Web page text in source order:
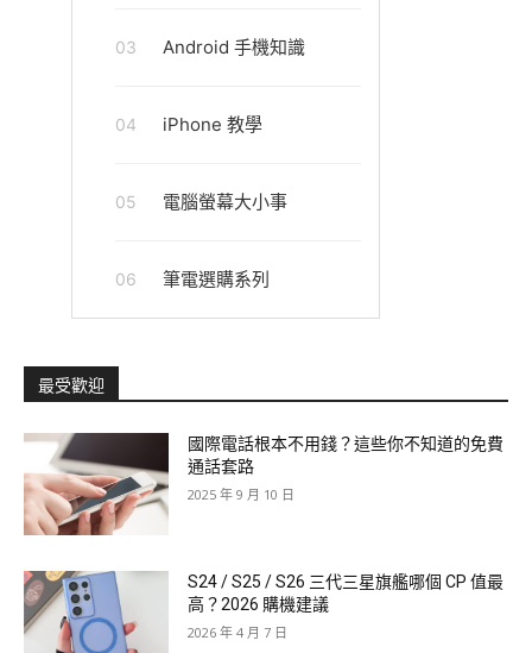
03 Android 手機知識
04 iPhone 教學
05 電腦螢幕大小事
06 筆電選購系列
最受歡迎
國際電話根本不用錢？這些你不知道的免費
通話套路
2025 年 9 月 10 日
S24 / S25 / S26 三代三星旗艦哪個 CP 值最
高？2026 購機建議
2026 年 4 月 7 日